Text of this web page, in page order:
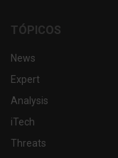
TÓPICOS
News
Expert
Analysis
iTech
Threats